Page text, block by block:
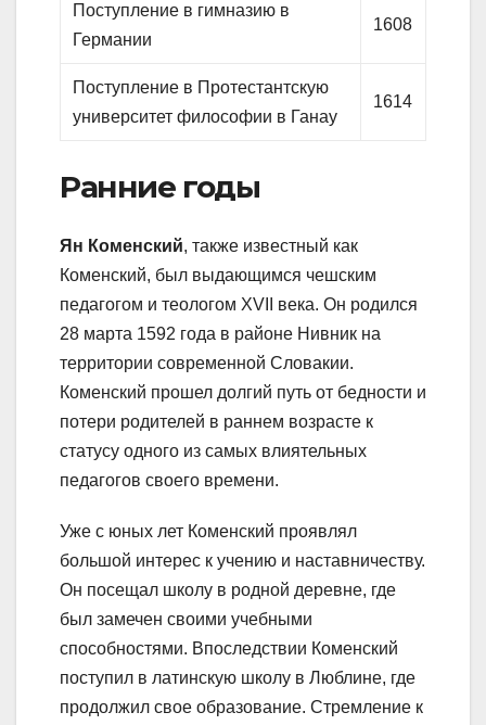
Поступление в гимназию в
Германии
1608
Поступление в Протестантскую
университет философии в Ганау
1614
Ранние годы
Ян Коменский, также известный как
Коменский, был выдающимся чешским
педагогом и теологом XVII века. Он родился
28 марта 1592 года в районе Нивник на
территории современной Словакии.
Коменский прошел долгий путь от бедности и
потери родителей в раннем возрасте к
статусу одного из самых влиятельных
педагогов своего времени.
Уже с юных лет Коменский проявлял
большой интерес к учению и наставничеству.
Он посещал школу в родной деревне, где
был замечен своими учебными
способностями. Впоследствии Коменский
поступил в латинскую школу в Люблине, где
продолжил свое образование. Стремление к